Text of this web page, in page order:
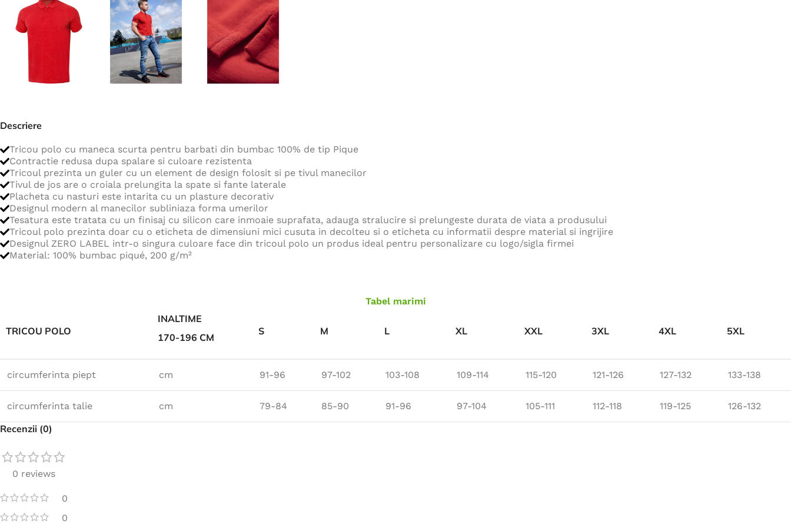
Jachete
Hanorace
Veste
Combinezoane
Halate
Șorțuri
Fleece
Accesorii
vezi produse
Descriere
Tricou polo cu maneca scurta pentru barbati din bumbac 100% de tip Pique
Contractie redusa dupa spalare si culoare rezistenta
Tricoul prezinta un guler cu un element de design folosit si pe tivul manecilor
Tivul de jos are o croiala prelungita la spate si fante laterale
Placheta cu nasturi este intarita cu un plasture decorativ
Designul modern al manecilor subliniaza forma umerilor
Tesatura este tratata cu un finisaj cu silicon care inmoaie suprafata, adauga stralucire si prelungeste durata de viata a produsului
Tricoul polo prezinta doar cu o eticheta de dimensiuni mici cusuta in decolteu si o eticheta cu informatii despre material si ingrijire
Designul ZERO LABEL intr-o singura culoare face din tricoul polo un produs ideal pentru personalizare cu logo/sigla firmei
Material: 100% bumbac piqué, 200 g/m²
Tabel marimi
TRICOU POLO
INALTIME
170-196 CM
S M L XL XXL 3XL 4XL 5XL
circumferinta piept cm 91-96 97-102 103-108 109-114 115-120 121-126 127-132 133-138
circumferinta talie cm 79-84 85-90 91-96 97-104 105-111 112-118 119-125 126-132
Recenzii (0)
0 reviews
0
0